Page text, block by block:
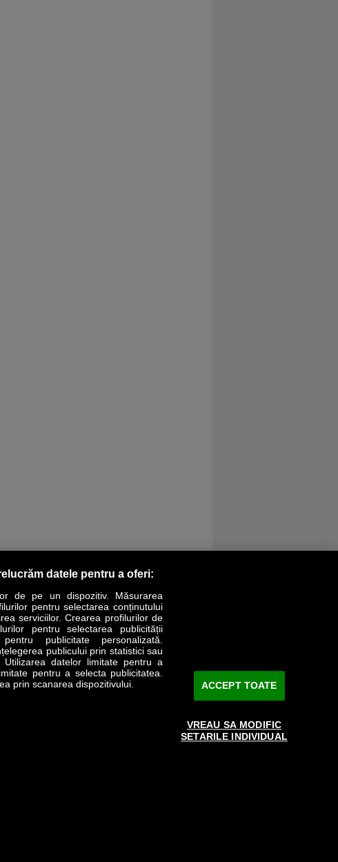
LIFESTYLE SPECIAL OPINII
Revista Business Magazin
Abonează-te şi primeşte revista acasă
de către www.bmag.ro doar în limita a 250 de semne.
numai în acord cu termenii agreaţi şi menţionaţi in
datele pentru a oferi:
de pe un dispozitiv. Măsurarea
pentru selectarea conținutului
serviciilor. Crearea profilurilor de
pentru selectarea publicității
publicitate personalizată.
publicului prin statistici sau
datelor limitate pentru a
pentru a selecta publicitatea.
prin scanarea dispozitivului.
ACCEPT TOATE
VREAU SA MODIFIC
SETARILE INDIVIDUAL